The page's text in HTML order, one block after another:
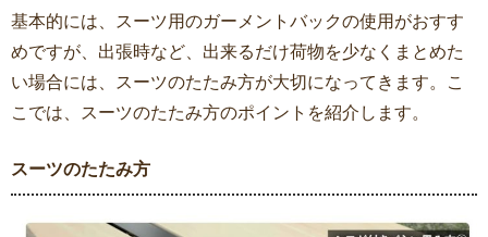
基本的には、スーツ用のガーメントバックの使用がおすす
めですが、出張時など、出来るだけ荷物を少なくまとめた
い場合には、スーツのたたみ方が大切になってきます。こ
こでは、スーツのたたみ方のポイントを紹介します。
スーツのたたみ方